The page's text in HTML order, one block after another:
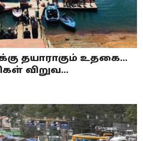
தயாராகும் உதகை...
விறுவ...